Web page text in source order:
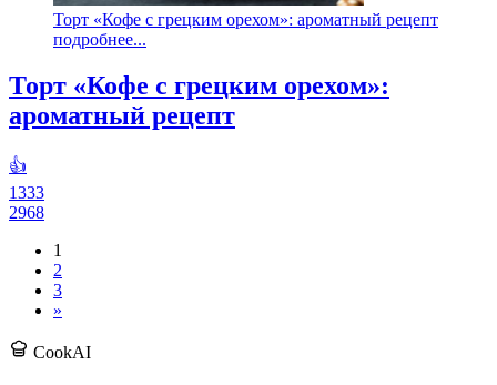
Торт «Кофе с грецким орехом»: ароматный рецепт
подробнее...
Торт «Кофе с грецким орехом»:
ароматный рецепт
👍
1333
2968
1
2
3
»
CookAI